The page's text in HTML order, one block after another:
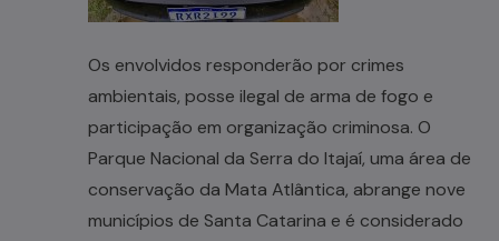
Os envolvidos responderão por crimes
ambientais, posse ilegal de arma de fogo e
participação em organização criminosa. O
Parque Nacional da Serra do Itajaí, uma área de
conservação da Mata Atlântica, abrange nove
municípios de Santa Catarina e é considerado